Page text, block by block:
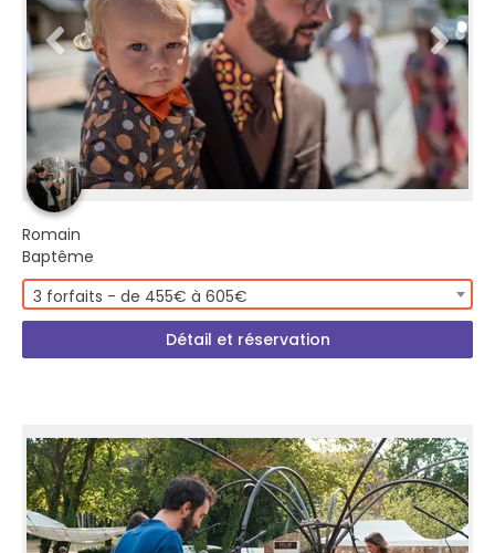
Romain
Baptême
3 forfaits - de 455€ à 605€
Détail et réservation